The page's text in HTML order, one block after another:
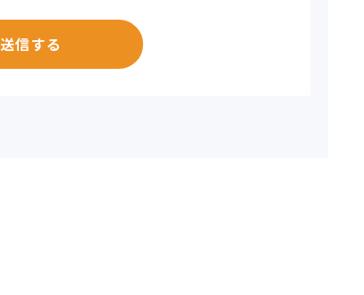
送信する